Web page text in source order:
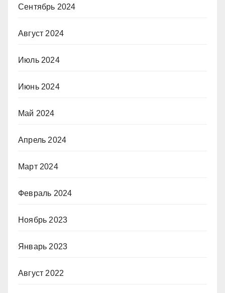
Сентябрь 2024
Август 2024
Июль 2024
Июнь 2024
Май 2024
Апрель 2024
Март 2024
Февраль 2024
Ноябрь 2023
Январь 2023
Август 2022